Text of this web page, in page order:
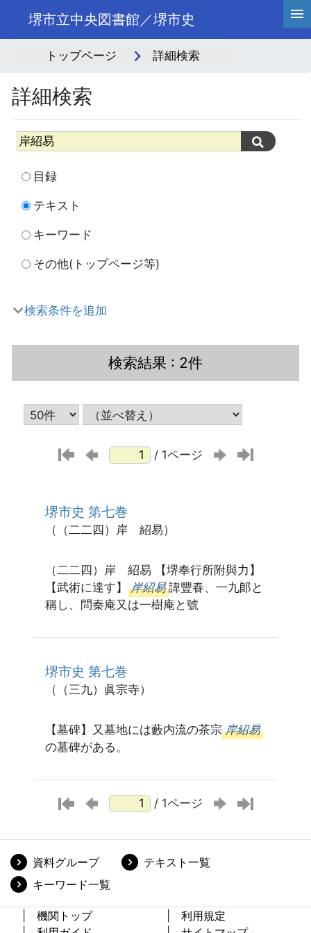
堺市立中央図書館／堺市史
トップページ 詳細検索
詳細検索
目録
テキスト
キーワード
その他(トップページ等)
検索条件を追加
検索結果 : 2件
/ 1ページ
堺市史 第七巻
（（二二四）岸 紹易）
（二二四）岸 紹易 【堺奉行所附與力】
【武術に達す】 岸紹易 諱豐春、一九郞と
稱し、問秦庵又は一樹庵と號
堺市史 第七巻
（（三九）眞宗寺）
【墓碑】又墓地には藪内流の茶宗 岸紹易
の墓碑がある。
/ 1ページ
資料グループ
テキスト一覧
キーワード一覧
機関トップ
利用規定